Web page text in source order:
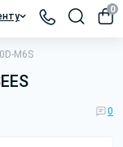
0
M6S
0